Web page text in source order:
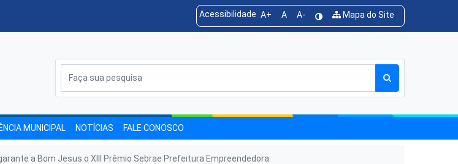
Acessibilidade A+ A A- Mapa do Site
MUNICIPAL NOTÍCIAS FALE CONOSCO
a Bom Jesus o XIII Prêmio Sebrae Prefeitura Empreendedora